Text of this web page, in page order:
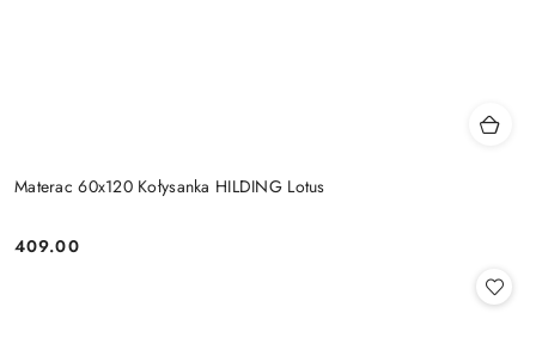
Materac 60x120 Kołysanka HILDING Lotus
Cena:
409.00